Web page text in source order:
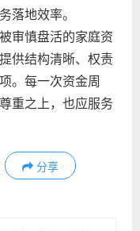
落地效率。
审慎盘活的家庭资
供结构清晰、权责
。每一次资金周
重之上，也应服务
分享